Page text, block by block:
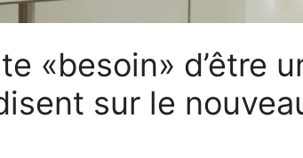
«besoin» d’être
sur le